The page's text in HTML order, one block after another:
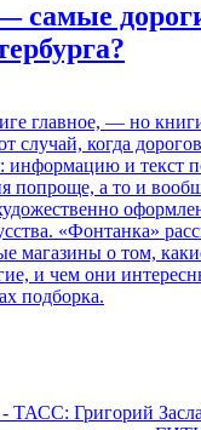
самые
главное, — но
случай, когда
и текст
попроще, а то и
«Фонтанка»
магазины о том,
и чем они
подборка.
- ТАСС: Григорий